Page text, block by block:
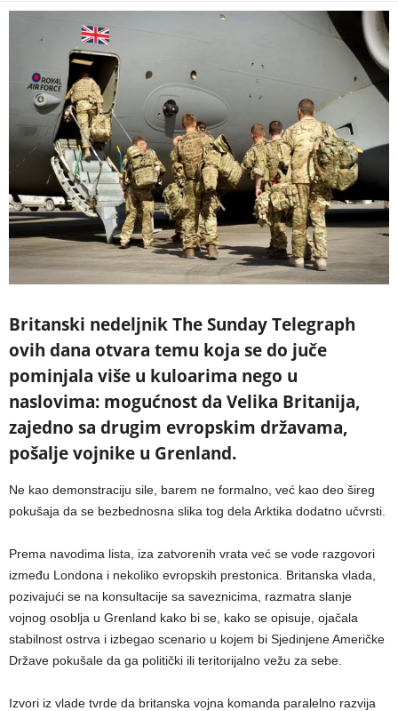
Britanski nedeljnik The Sunday Telegraph
ovih dana otvara temu koja se do juče
pominjala više u kuloarima nego u
naslovima: mogućnost da Velika Britanija,
zajedno sa drugim evropskim državama,
pošalje vojnike u Grenland.
Ne kao demonstraciju sile, barem ne formalno, već kao deo šireg
pokušaja da se bezbednosna slika tog dela Arktika dodatno učvrsti.
Prema navodima lista, iza zatvorenih vrata već se vode razgovori
između Londona i nekoliko evropskih prestonica. Britanska vlada,
pozivajući se na konsultacije sa saveznicima, razmatra slanje
vojnog osoblja u Grenland kako bi se, kako se opisuje, ojačala
stabilnost ostrva i izbegao scenario u kojem bi Sjedinjene Američke
Države pokušale da ga politički ili teritorijalno vežu za sebe.
Izvori iz vlade tvrde da britanska vojna komanda paralelno razvija